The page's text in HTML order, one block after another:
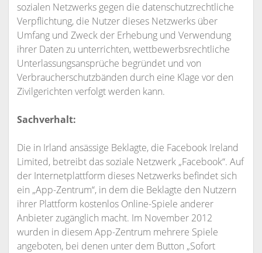
sozialen Netzwerks gegen die datenschutzrechtliche
Verpflichtung, die Nutzer dieses Netzwerks über
Umfang und Zweck der Erhebung und Verwendung
ihrer Daten zu unterrichten, wettbewerbsrechtliche
Unterlassungsansprüche begründet und von
Verbraucherschutzbänden durch eine Klage vor den
Zivilgerichten verfolgt werden kann.
Sachverhalt:
Die in Irland ansässige Beklagte, die Facebook Ireland
Limited, betreibt das soziale Netzwerk „Facebook“. Auf
der Internetplattform dieses Netzwerks befindet sich
ein „App-Zentrum“, in dem die Beklagte den Nutzern
ihrer Plattform kostenlos Online-Spiele anderer
Anbieter zugänglich macht. Im November 2012
wurden in diesem App-Zentrum mehrere Spiele
angeboten, bei denen unter dem Button „Sofort